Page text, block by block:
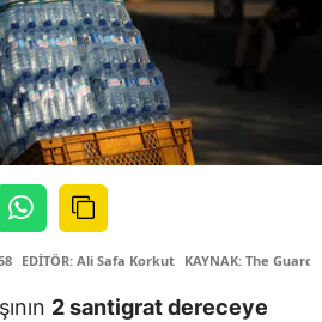
EDİTÖR: Ali Safa Korkut KAYNAK: The
2 santigrat dereceye